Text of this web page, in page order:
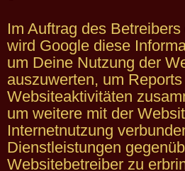
Im Auftrag des
wird Google diese
um Deine Nutzung der
auszuwerten, um
Websiteaktivitäten
um weitere mit der
Internetnutzung
Dienstleistungen
Websitebetreiber zu